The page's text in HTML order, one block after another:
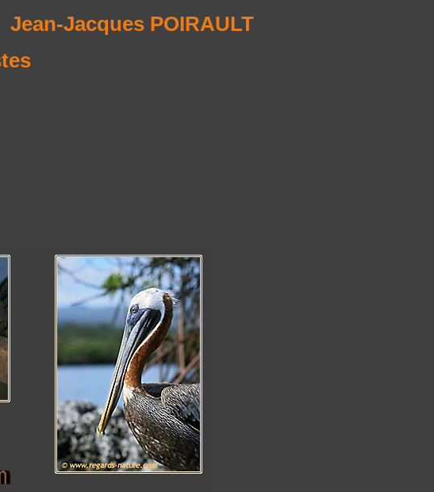
Jean-Jacques POIRAULT